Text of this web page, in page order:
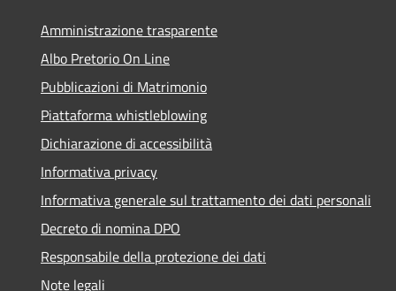
Amministrazione trasparente
Albo Pretorio On Line
Pubblicazioni di Matrimonio
Piattaforma whistleblowing
Dichiarazione di accessibilità
Informativa privacy
Informativa generale sul trattamento dei dati personali
Decreto di nomina DPO
Responsabile della protezione dei dati
Note legali